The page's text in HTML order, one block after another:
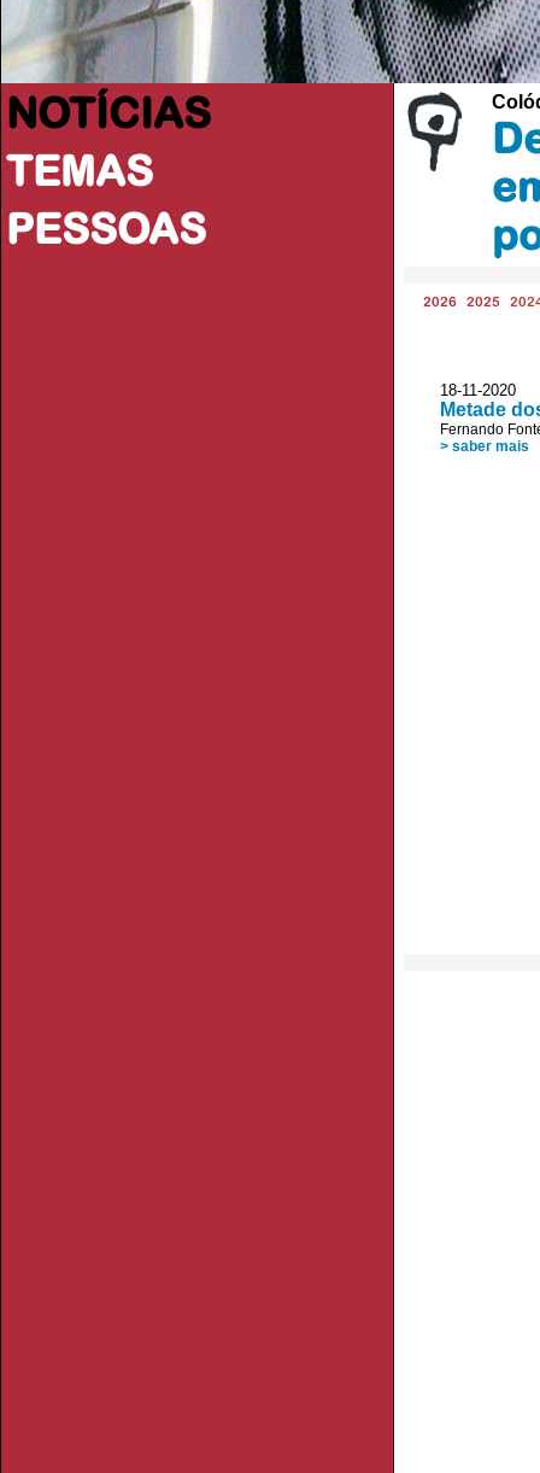
NOTÍCIAS
TEMAS
PESSOAS
2026 2025
18-11-
Metade
Fernando
> saber mais